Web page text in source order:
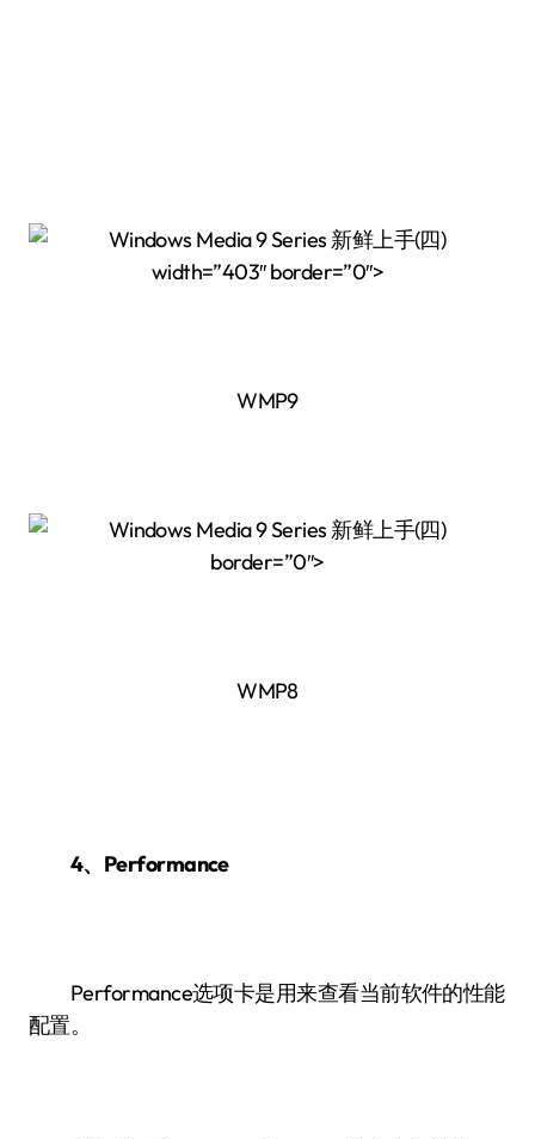
width=”403″ border=”0″>
WMP9
border=”0″>
WMP8
4、Performance
Performance选项卡是用来查看当前软件的性能
配置。